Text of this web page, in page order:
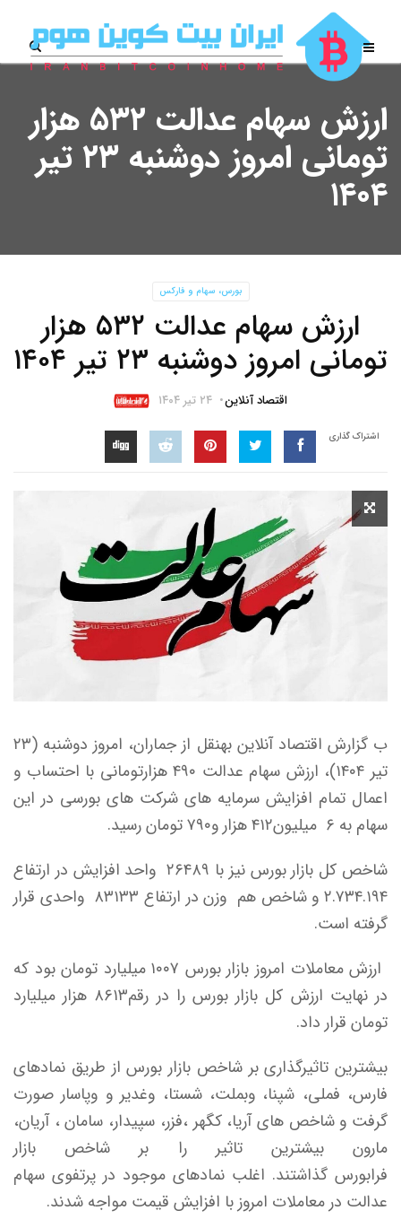
ارزش سهام عدالت ۵۳۲ هزار
تومانی امروز دوشنبه ۲۳ تیر
۱۴۰۴
بورس، سهام و فارکس
ارزش سهام عدالت ۵۳۲ هزار
تومانی امروز دوشنبه ۲۳ تیر ۱۴۰۴
اقتصاد آنلاین ۲۴ تیر ۱۴۰۴
اشتراک گذاری
ب گزارش اقتصاد آنلاین بهنقل از جماران، امروز دوشنبه (۲۳
تیر ۱۴۰۴)، ارزش سهام عدالت ۴۹۰ هزارتومانی با احتساب و
اعمال تمام افزایش سرمایه های شرکت های بورسی در این
سهام به ۶ میلیون۴۱۲ هزار و۷۹۰ تومان رسید.
شاخص کل بازار بورس نیز با ۲۶۴۸۹ واحد افزایش در ارتفاع
۲.۷۳۴.۱۹۴ و شاخص هم وزن در ارتفاع ۸۳۱۳۳ واحدی قرار
گرفته است.
ارزش معاملات امروز بازار بورس ۱۰۰۷ میلیارد تومان بود که
در نهایت ارزش کل بازار بورس را در رقم۸۶۱۳ هزار میلیارد
تومان قرار داد.
بیشترین تاثیرگذاری بر شاخص بازار بورس از طریق نمادهای
فارس، فملی، شپنا، وبملت، شستا، وغدیر و وپاسار صورت
گرفت و شاخص های آریا، کگهر ،فزر، سپیدار، سامان ، آریان،
مارون بیشترین تاثیر را بر شاخص بازار
فرابورس گذاشتند. اغلب نمادهای موجود در پرتفوی سهام
عدالت در معاملات امروز با افزایش قیمت مواجه شدند.